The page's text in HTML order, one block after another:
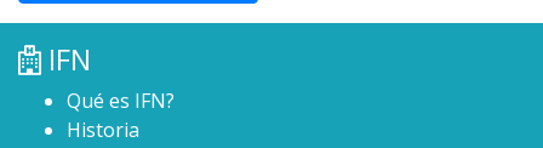
IFN
Qué es IFN?
Historia